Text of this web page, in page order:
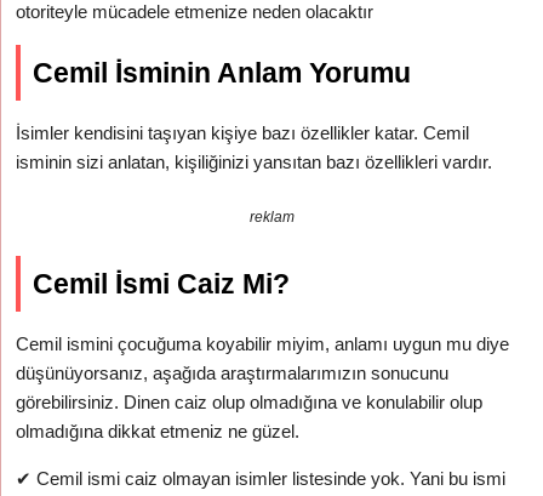
otoriteyle mücadele etmenize neden olacaktır
Cemil İsminin Anlam Yorumu
İsimler kendisini taşıyan kişiye bazı özellikler katar. Cemil
isminin sizi anlatan, kişiliğinizi yansıtan bazı özellikleri vardır.
reklam
Cemil İsmi Caiz Mi?
Cemil ismini çocuğuma koyabilir miyim, anlamı uygun mu diye
düşünüyorsanız, aşağıda araştırmalarımızın sonucunu
görebilirsiniz. Dinen caiz olup olmadığına ve konulabilir olup
olmadığına dikkat etmeniz ne güzel.
✔ Cemil ismi caiz olmayan isimler listesinde yok. Yani bu ismi